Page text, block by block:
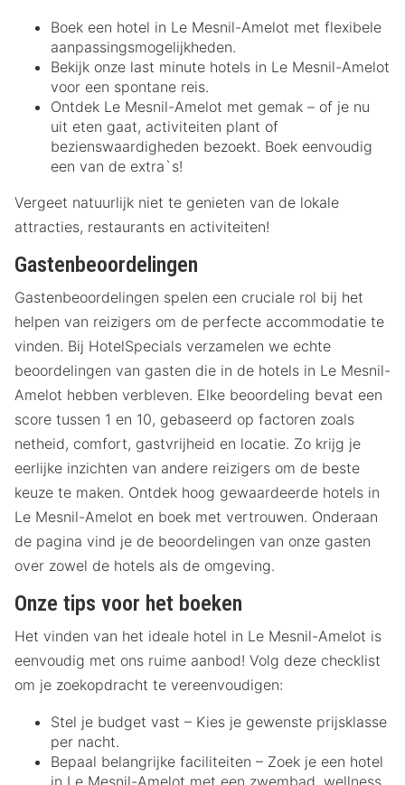
Boek een hotel in Le Mesnil-Amelot met flexibele
aanpassingsmogelijkheden.
Bekijk onze last minute hotels in Le Mesnil-Amelot
voor een spontane reis.
Ontdek Le Mesnil-Amelot met gemak – of je nu
uit eten gaat, activiteiten plant of
bezienswaardigheden bezoekt. Boek eenvoudig
een van de extra`s!
Vergeet natuurlijk niet te genieten van de lokale
attracties, restaurants en activiteiten!
Gastenbeoordelingen
Gastenbeoordelingen spelen een cruciale rol bij het
helpen van reizigers om de perfecte accommodatie te
vinden. Bij HotelSpecials verzamelen we echte
beoordelingen van gasten die in de hotels in Le Mesnil-
Amelot hebben verbleven. Elke beoordeling bevat een
score tussen 1 en 10, gebaseerd op factoren zoals
netheid, comfort, gastvrijheid en locatie. Zo krijg je
eerlijke inzichten van andere reizigers om de beste
keuze te maken. Ontdek hoog gewaardeerde hotels in
Le Mesnil-Amelot en boek met vertrouwen. Onderaan
de pagina vind je de beoordelingen van onze gasten
over zowel de hotels als de omgeving.
Onze tips voor het boeken
Het vinden van het ideale hotel in Le Mesnil-Amelot is
eenvoudig met ons ruime aanbod! Volg deze checklist
om je zoekopdracht te vereenvoudigen:
Stel je budget vast – Kies je gewenste prijsklasse
per nacht.
Bepaal belangrijke faciliteiten – Zoek je een hotel